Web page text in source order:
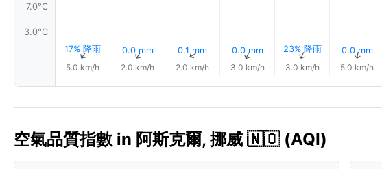
7.0°C
3.0°C
17% 降雨
↑
5.0 km/h
0.0 mm
↑
2.0 km/h
0.1 mm
↑
2.0 km/h
0.0 mm
↑
3.0 km/h
23% 降雨
↑
3.0 km/h
0.0 mm
↑
5.0 km/h
空氣品質指數 in 阿斯克爾, 挪威 🇳🇴 (AQI)